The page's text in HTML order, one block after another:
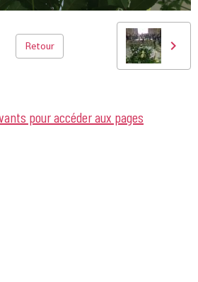
Retour
pour accéder aux pages